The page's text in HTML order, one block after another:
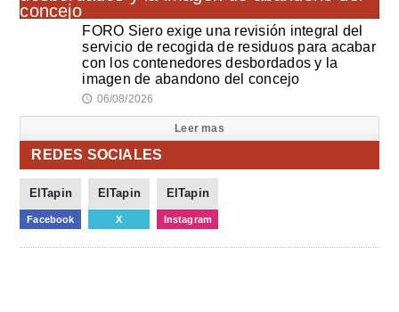
FORO Siero exige una revisión integral del
servicio de recogida de residuos para acabar
con los contenedores desbordados y la
imagen de abandono del concejo
🕔 06/08/2026
Leer mas
REDES SOCIALES
ElTapin
Facebook
ElTapin
X
ElTapin
Instagram